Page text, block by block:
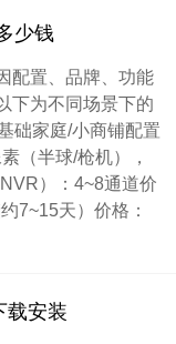
少钱
配置、品牌、功能
下为不同场景下的
础家庭/小商铺配置
（半球/枪机），
）：4~8通道价
7~15天）价格：
载安装